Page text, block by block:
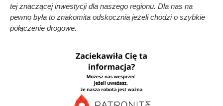
tej znaczącej inwestycji dla naszego regionu. Dla nas na
pewno była to znakomita odskocznia jeżeli chodzi o szybkie
połączenie drogowe.